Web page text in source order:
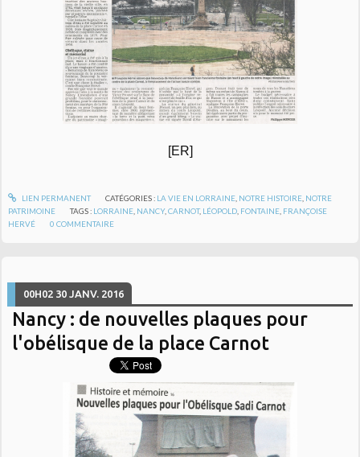
[ER]
LIEN PERMANENT CATÉGORIES : LA VIE EN LORRAINE, NOTRE HISTOIRE, NOTRE
PATRIMOINE
TAGS : LORRAINE NANCY,CARNOT, LÉOPOLD FONTAINE FRANÇOISE
HERVÉ
0 COMMENTAIRE
00H02 30 JANV. 2016
Nancy : de nouvelles plaques pour
l'obélisque de la place Carnot